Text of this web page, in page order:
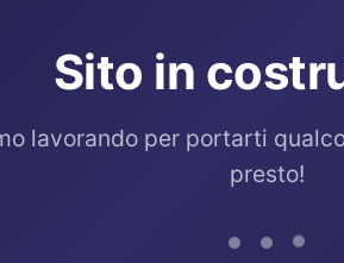
Sito in
lavorando per portarti
presto!